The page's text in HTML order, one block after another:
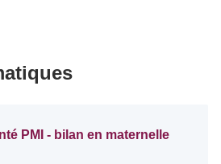
PMI - bilan en maternelle